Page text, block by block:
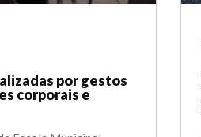
por gestos
corporais e